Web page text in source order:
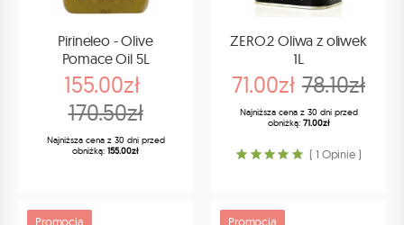
Pirineleo - Olive
Pomace Oil 5L
155.00zł
170.50zł
Najniższa cena z 30 dni przed
obniżką: 155.00zł
ZERO.2 Oliwa z oliwek
1L
71.00zł 78.10zł
Najniższa cena z 30 dni przed
obniżką: 71.00zł
( 1 Opinie )
Promocja Promocja